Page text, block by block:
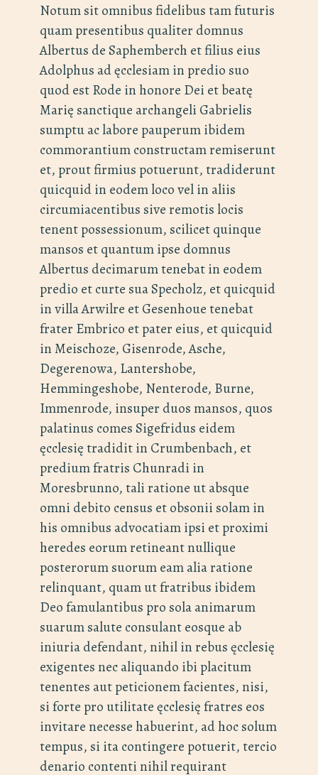
Notum sit omnibus fidelibus tam futuris
quam presentibus qualiter domnus
Albertus de Saphemberch et filius eius
Adolphus ad ęcclesiam in predio suo
quod est Rode in honore Dei et beatę
Marię sanctique archangeli Gabrielis
sumptu ac labore pauperum ibidem
commorantium constructam remiserunt
et, prout firmius potuerunt, tradiderunt
quicquid in eodem loco vel in aliis
circumiacentibus sive remotis locis
tenent possessionum, scilicet quinque
mansos et quantum ipse domnus
Albertus decimarum tenebat in eodem
predio et curte sua Specholz, et quicquid
in villa Arwilre et Gesenhoue tenebat
frater Embrico et pater eius, et quicquid
in Meischoze, Gisenrode, Asche,
Degerenowa, Lantershobe,
Hemmingeshobe, Nenterode, Burne,
Immenrode, insuper duos mansos, quos
palatinus comes Sigefridus eidem
ęcclesię tradidit in Crumbenbach, et
predium fratris Chunradi in
Moresbrunno, tali ratione ut absque
omni debito census et obsonii solam in
his omnibus advocatiam ipsi et proximi
heredes eorum retineant nullique
posterorum suorum eam alia ratione
relinquant, quam ut fratribus ibidem
Deo famulantibus pro sola animarum
suarum salute consulant eosque ab
iniuria defendant, nihil in rebus ęcclesię
exigentes nec aliquando ibi placitum
tenentes aut peticionem facientes, nisi,
si forte pro utilitate ęcclesię fratres eos
invitare necesse habuerint, ad hoc solum
tempus, si ita contingere potuerit, tercio
denario contenti nihil requirant